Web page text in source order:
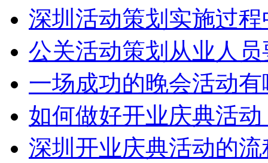
深圳活动策划实施过
公关活动策划从业人
一场成功的晚会活动
如何做好开业庆典活
深圳开业庆典活动的